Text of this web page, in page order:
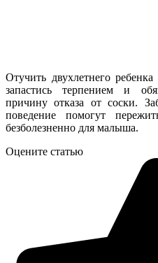
Отучить двухлетнего
запастись терпением и
причину отказа от соски.
поведение помогут
безболезненно для малыша.
Оцените статью